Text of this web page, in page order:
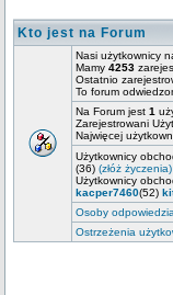
Kto jest na Forum
Nasi użytkownicy
Mamy 4253
Ostatnio
To forum
Na Forum jest 1
Zarejestrowani
Najwięcej
Użytkownicy
(36) (złóż życzenia)
Użytkownicy
kacper7460(52)
Osoby
Ostrzeżenia